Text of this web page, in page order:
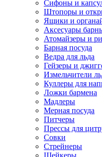
Сифоны и
Штопоры и
Ящики и
Аксесуары
Атомайзеры и
Барная посуда
Ведра для льда
Гейзеры и
Измельчители
Куллеры для
Ложки бармена
Мадлеры
Мерная посуда
Питчеры
Прессы для
Совки
Стрейнеры
Шейкеры